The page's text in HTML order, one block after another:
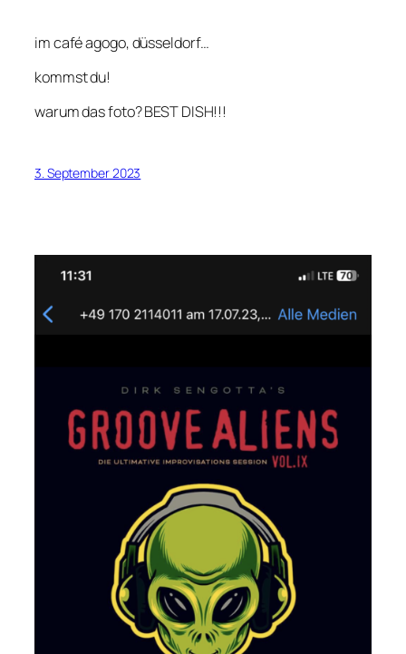
im café agogo, düsseldorf…
kommst du!
warum das foto? BEST DISH!!!
3. September 2023